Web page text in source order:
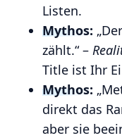
Listen.
Mythos:
zählt.“ –
Title ist Ihr
Mythos:
direkt das
aber sie